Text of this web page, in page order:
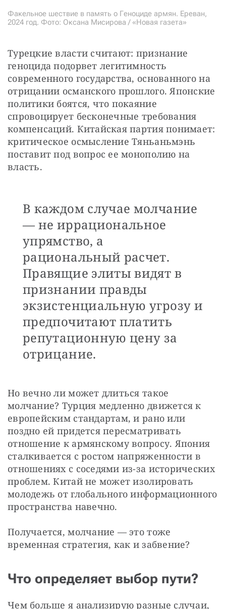
Факельное шествие в память о Геноциде армян. Ереван,
2024 год. Фото: Оксана Мисирова / «Новая газета»
Турецкие власти считают: признание
геноцида подорвет легитимность
современного государства, основанного на
отрицании османского прошлого. Японские
политики боятся, что покаяние
спровоцирует бесконечные требования
компенсаций. Китайская партия понимает:
критическое осмысление Тяньаньмэнь
поставит под вопрос ее монополию на
власть.
В каждом случае молчание
— не иррациональное
упрямство, а
рациональный расчет.
Правящие элиты видят в
признании правды
экзистенциальную угрозу и
предпочитают платить
репутационную цену за
отрицание.
Но вечно ли может длиться такое
молчание? Турция медленно движется к
европейским стандартам, и рано или
поздно ей придется пересматривать
отношение к армянскому вопросу. Япония
сталкивается с ростом напряженности в
отношениях с соседями из-за исторических
проблем. Китай не может изолировать
молодежь от глобального информационного
пространства навечно.
Получается, молчание — это тоже
временная стратегия, как и забвение?
Что определяет выбор пути?
Чем больше я анализирую разные случаи,